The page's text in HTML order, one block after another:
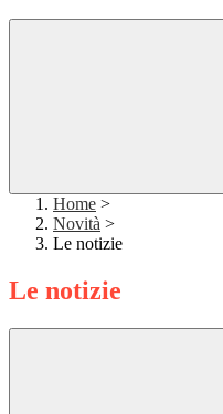
Home >
Novità >
Le notizie
Le notizie